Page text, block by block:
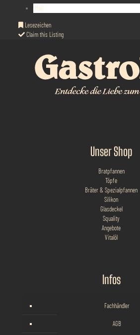
Mail
Lesezeichen
Claim this Listing
Unser Shop
Bratpfannen
Töpfe
Bräter & Spezialpfannen
Silikon
Glasdeckel
Squality
Angebote
Vitalöl
Infos
Fachhändler
AGB